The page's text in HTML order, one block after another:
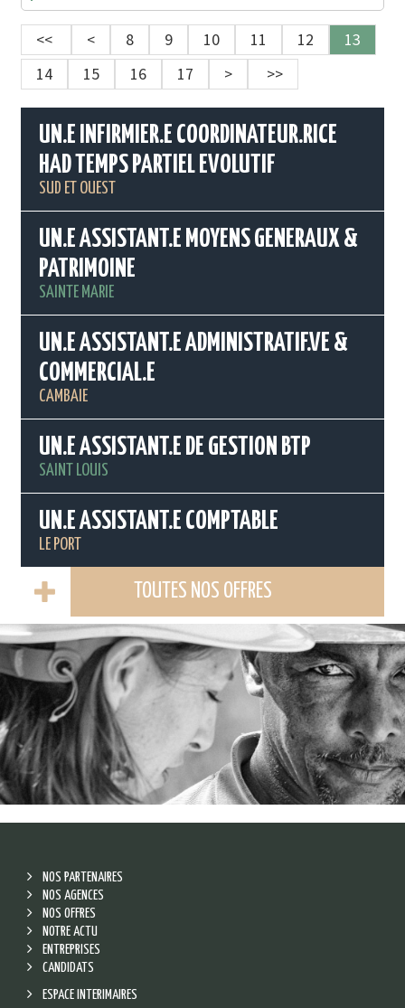
<< < 8 9 10 11 12
13
14
15 16 17 > >>
UN.E INFIRMIER.E COORDINATEUR.RICE
HAD TEMPS PARTIEL EVOLUTIF
SUD ET OUEST
UN.E ASSISTANT.E MOYENS GENERAUX &
PATRIMOINE
SAINTE MARIE
UN.E ASSISTANT.E ADMINISTRATIF.VE &
COMMERCIAL.E
CAMBAIE
UN.E ASSISTANT.E DE GESTION BTP
SAINT LOUIS
UN.E ASSISTANT.E COMPTABLE
LE PORT
TOUTES NOS OFFRES
NOS PARTENAIRES
NOS AGENCES
NOS OFFRES
NOTRE ACTU
ENTREPRISES
CANDIDATS
ESPACE INTERIMAIRES